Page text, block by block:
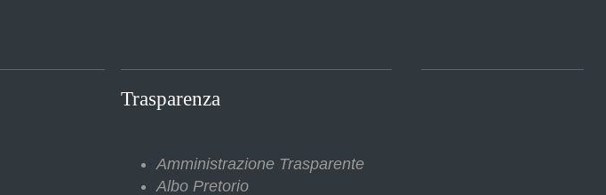
Trasparenza
Amministrazione Trasparente
Albo Pretorio